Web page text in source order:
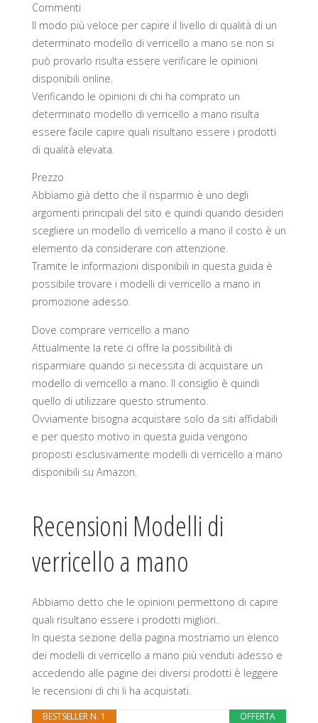
Commenti
Il modo più veloce per capire il livello di qualità di un
determinato modello di verricello a mano se non si
può provarlo risulta essere verificare le opinioni
disponibili online.
Verificando le opinioni di chi ha comprato un
determinato modello di verricello a mano risulta
essere facile capire quali risultano essere i prodotti
di qualità elevata.
Prezzo
Abbiamo già detto che il risparmio è uno degli
argomenti principali del sito e quindi quando desideri
scegliere un modello di verricello a mano il costo è un
elemento da considerare con attenzione.
Tramite le informazioni disponibili in questa guida è
possibile trovare i modelli di verricello a mano in
promozione adesso.
Dove comprare verricello a mano
Attualmente la rete ci offre la possibilità di
risparmiare quando si necessita di acquistare un
modello di verricello a mano. Il consiglio è quindi
quello di utilizzare questo strumento.
Ovviamente bisogna acquistare solo da siti affidabili
e per questo motivo in questa guida vengono
proposti esclusivamente modelli di verricello a mano
disponibili su Amazon.
Recensioni Modelli di
verricello a mano
Abbiamo detto che le opinioni permettono di capire
quali risultano essere i prodotti migliori.
In questa sezione della pagina mostriamo un elenco
dei modelli di verricello a mano più venduti adesso e
accedendo alle pagine dei diversi prodotti è leggere
le recensioni di chi li ha acquistati.
OFFERTA
BESTSELLER N. 1